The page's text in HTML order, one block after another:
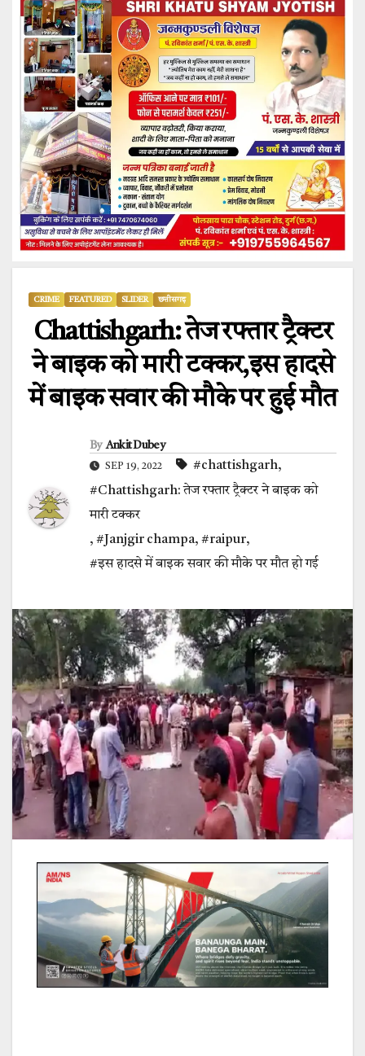
CRIME FEATURED SLIDER छत्तीसगढ़
Chattishgarh: तेज रफ्तार ट्रैक्टर
ने बाइक को मारी टक्कर,इस हादसे
में बाइक सवार की मौके पर हुई मौत
By Ankit Dubey
SEP 19, 2022 #chattishgarh,
#Chattishgarh: तेज रफ्तार ट्रैक्टर ने बाइक को
मारी टक्कर
, #Janjgir champa, #raipur,
#इस हादसे में बाइक सवार की मौके पर मौत हो गई